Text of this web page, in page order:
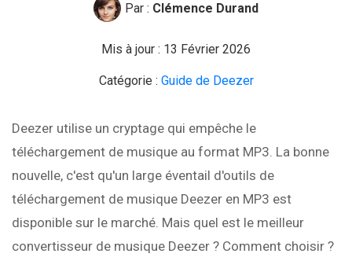
Par : Clémence Durand
Mis à jour : 13 Février 2026
Catégorie : Guide de Deezer
Deezer utilise un cryptage qui empêche le
téléchargement de musique au format MP3. La bonne
nouvelle, c'est qu'un large éventail d'outils de
téléchargement de musique Deezer en MP3 est
disponible sur le marché. Mais quel est le meilleur
convertisseur de musique Deezer ? Comment choisir ?